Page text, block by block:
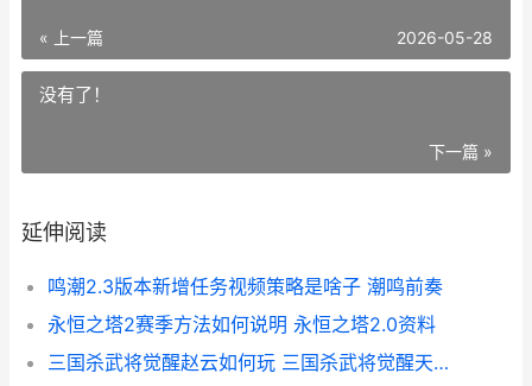
« 上一篇 2026-05-28
没有了！
下一篇 »
延伸阅读
鸣潮2.3版本新增任务视频策略是啥子 潮鸣前奏
永恒之塔2赛季方法如何说明 永恒之塔2.0资料
三国杀武将觉醒赵云如何玩 三国杀武将觉醒天书幻境